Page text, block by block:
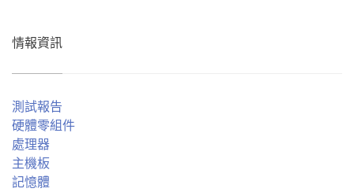
情報資訊
測試報告
硬體零組件
處理器
主機板
記憶體